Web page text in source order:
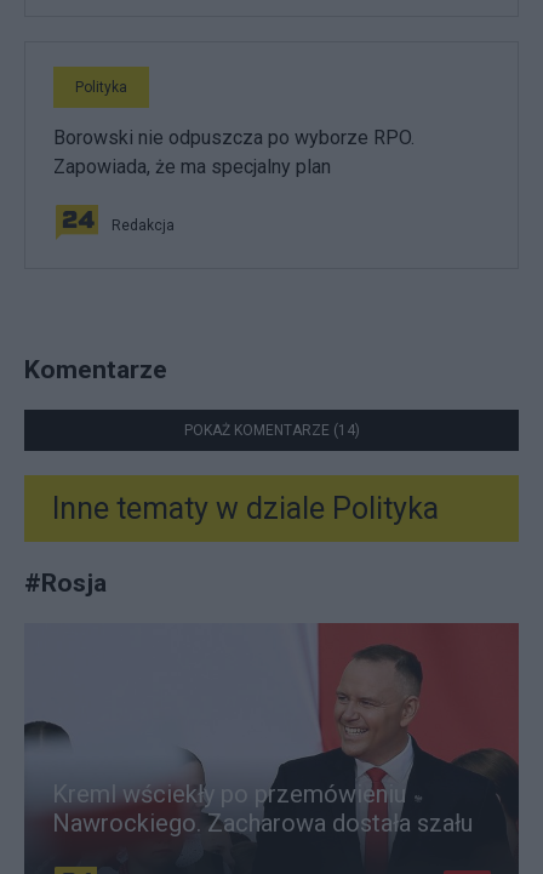
Polityka
Borowski nie odpuszcza po wyborze RPO.
Zapowiada, że ma specjalny plan
Redakcja
Komentarze
POKAŻ KOMENTARZE (14)
Inne tematy w dziale Polityka
#Rosja
Kreml wściekły po przemówieniu
Nawrockiego. Zacharowa dostała szału